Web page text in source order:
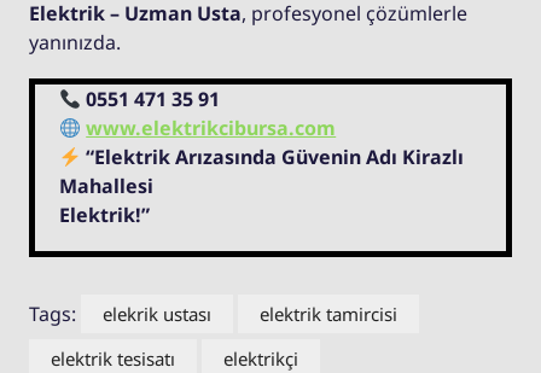
Elektrik – Uzman Usta, profesyonel çözümlerle
yanınızda.
0551 471 35 91
www.elektrikcibursa.com
“Elektrik Arızasında Güvenin Adı Kirazlı
Mahallesi
Elektrik!”
Tags: elekrik ustası
elektrik tamircisi
elektrik tesisatı
elektrikçi